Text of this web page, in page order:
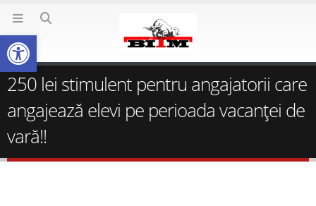
250 lei stimulent pentru angajatorii care
angajează elevi pe perioada vacanţei de
vară!!
Deschide bara de unelte